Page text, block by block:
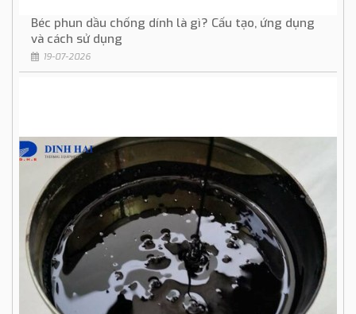
Béc phun dầu chống dính là gì? Cấu tạo, ứng dụng
và cách sử dụng
19-07-2026